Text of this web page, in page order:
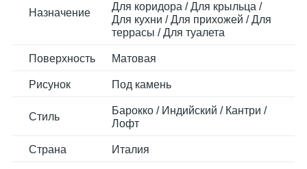
Назначение
Для коридора / Для крыльца /
Для кухни / Для прихожей / Для
террасы / Для туалета
Поверхность Матовая
Рисунок Под камень
Стиль
Барокко / Индийский / Кантри /
Лофт
Страна Италия